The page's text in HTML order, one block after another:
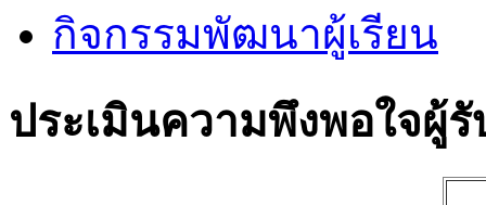
กิจกรรมพัฒนาผู้เรียน
ประเมินความพึงพอใจผู้รั